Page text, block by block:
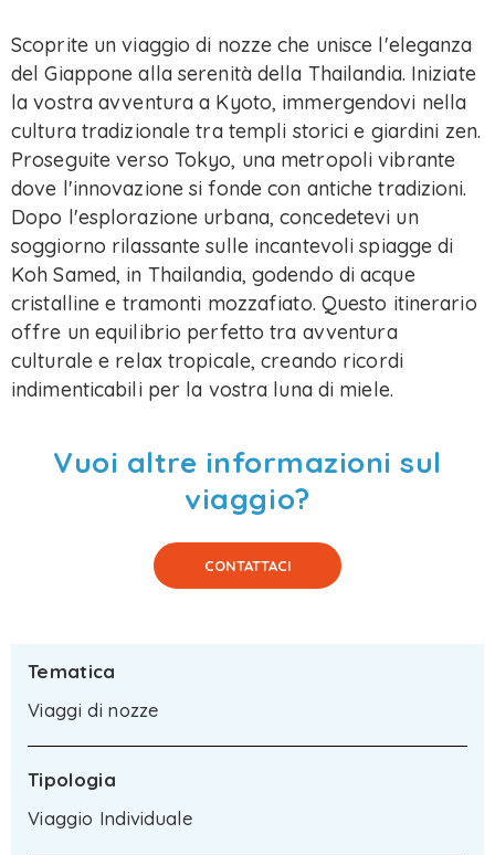
Scoprite un viaggio di nozze che unisce l'eleganza
del Giappone alla serenità della Thailandia. Iniziate
la vostra avventura a Kyoto, immergendovi nella
cultura tradizionale tra templi storici e giardini zen.
Proseguite verso Tokyo, una metropoli vibrante
dove l'innovazione si fonde con antiche tradizioni.
Dopo l'esplorazione urbana, concedetevi un
soggiorno rilassante sulle incantevoli spiagge di
Koh Samed, in Thailandia, godendo di acque
cristalline e tramonti mozzafiato. Questo itinerario
offre un equilibrio perfetto tra avventura
culturale e relax tropicale, creando ricordi
indimenticabili per la vostra luna di miele.
Vuoi altre informazioni sul
viaggio?
CONTATTACI
Tematica
Viaggi di nozze
Tipologia
Viaggio Individuale